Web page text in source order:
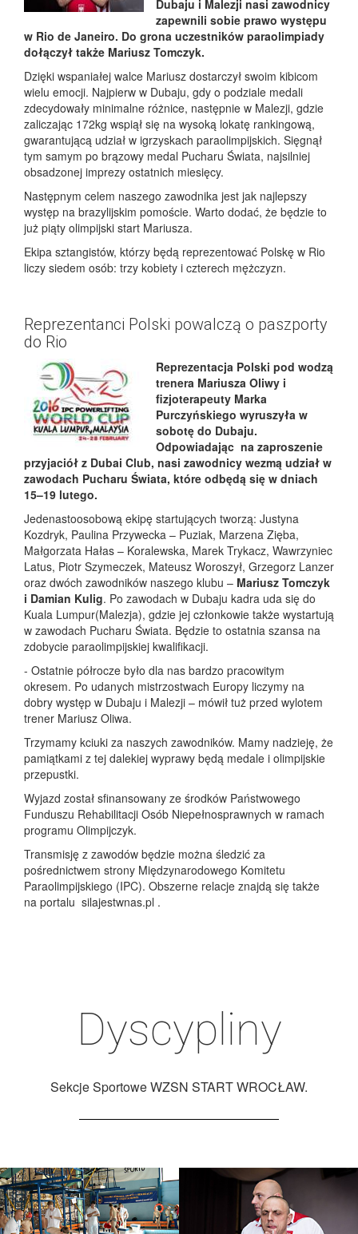
Dubaju i Malezji nasi zawodnicy
zapewnili sobie prawo występu
w Rio de Janeiro. Do grona uczestników paraolimpiady
dołączył także Mariusz Tomczyk.
Dzięki wspaniałej walce Mariusz dostarczył swoim kibicom
wielu emocji. Najpierw w Dubaju, gdy o podziale medali
zdecydowały minimalne różnice, następnie w Malezji, gdzie
zaliczając 172kg wspiął się na wysoką lokatę rankingową,
gwarantującą udział w igrzyskach paraolimpijskich. Sięgnął
tym samym po brązowy medal Pucharu Świata, najsilniej
obsadzonej imprezy ostatnich miesięcy.
Następnym celem naszego zawodnika jest jak najlepszy
występ na brazylijskim pomoście. Warto dodać, że będzie to
już piąty olimpijski start Mariusza.
Ekipa sztangistów, którzy będą reprezentować Polskę w Rio
liczy siedem osób: trzy kobiety i czterech mężczyzn.
Reprezentanci Polski powalczą o paszporty
do Rio
Reprezentacja Polski pod wodzą
trenera Mariusza Oliwy i
fizjoterapeuty Marka
Purczyńskiego wyruszyła w
sobotę do Dubaju.
Odpowiadając na zaproszenie
przyjaciół z Dubai Club, nasi zawodnicy wezmą udział w
zawodach Pucharu Świata, które odbędą się w dniach
15–19 lutego.
Jedenastoosobową ekipę startujących tworzą: Justyna
Kozdryk, Paulina Przywecka – Puziak, Marzena Zięba,
Małgorzata Hałas – Koralewska, Marek Trykacz, Wawrzyniec
Latus, Piotr Szymeczek, Mateusz Woroszył, Grzegorz Lanzer
oraz dwóch zawodników naszego klubu – Mariusz Tomczyk
i Damian Kulig. Po zawodach w Dubaju kadra uda się do
Kuala Lumpur(Malezja), gdzie jej członkowie także wystartują
w zawodach Pucharu Świata. Będzie to ostatnia szansa na
zdobycie paraolimpijskiej kwalifikacji.
- Ostatnie półrocze było dla nas bardzo pracowitym
okresem. Po udanych mistrzostwach Europy liczymy na
dobry występ w Dubaju i Malezji – mówił tuż przed wylotem
trener Mariusz Oliwa.
Trzymamy kciuki za naszych zawodników. Mamy nadzieję, że
pamiątkami z tej dalekiej wyprawy będą medale i olimpijskie
przepustki.
Wyjazd został sfinansowany ze środków Państwowego
Funduszu Rehabilitacji Osób Niepełnosprawnych w ramach
programu Olimpijczyk.
Transmisję z zawodów będzie można śledzić za
pośrednictwem strony Międzynarodowego Komitetu
Paraolimpijskiego (IPC). Obszerne relacje znajdą się także
na portalu silajestwnas.pl .
Dyscypliny
Sekcje Sportowe WZSN START WROCŁAW.